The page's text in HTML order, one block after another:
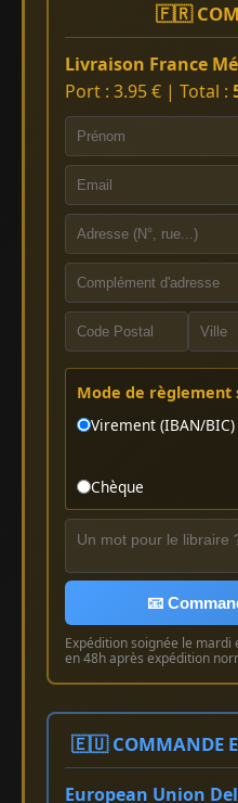
🇫🇷
Livraison France
Port : 3.95 € | Total :
Mode de règlement
Virement (IBAN/BIC)
Chèque
📧
Expédition soignée le
en 48h après expédition
🇪🇺 COMMANDE
European Union